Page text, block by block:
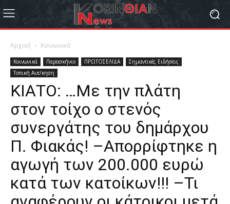
Αρχική Κοινωνικά
Κοινωνικά Παρασκήνιο ΠΡΩΤΟΣΕΛΙΔΑ
Σημαντικές Ειδήσεις
Τοπική Αυτ/κηση
ΚΙΑΤΟ: …Με την πλάτη
στον τοίχο ο στενός
συνεργάτης του δημάρχου
Π. Φιακάς! –Απορρίφτηκε η
αγωγή των 200.000 ευρώ
κατά των κατοίκων!!! –Τι